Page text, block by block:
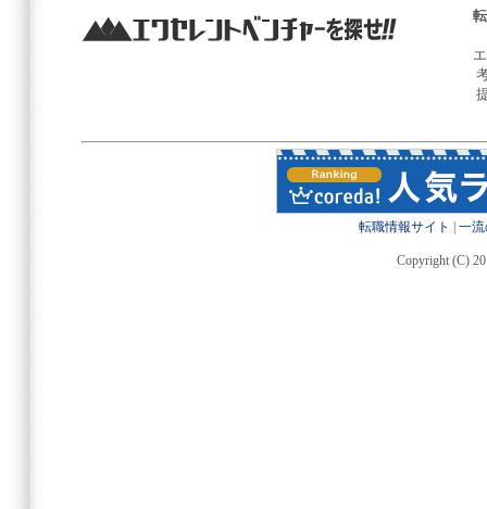
転職情報サイト 一
Copyright (C)